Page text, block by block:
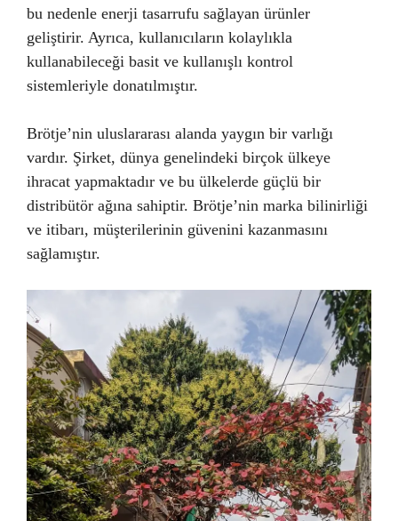
bu nedenle enerji tasarrufu sağlayan ürünler
geliştirir. Ayrıca, kullanıcıların kolaylıkla
kullanabileceği basit ve kullanışlı kontrol
sistemleriyle donatılmıştır.
Brötje’nin uluslararası alanda yaygın bir varlığı
vardır. Şirket, dünya genelindeki birçok ülkeye
ihracat yapmaktadır ve bu ülkelerde güçlü bir
distribütör ağına sahiptir. Brötje’nin marka bilinirliği
ve itibarı, müşterilerinin güvenini kazanmasını
sağlamıştır.